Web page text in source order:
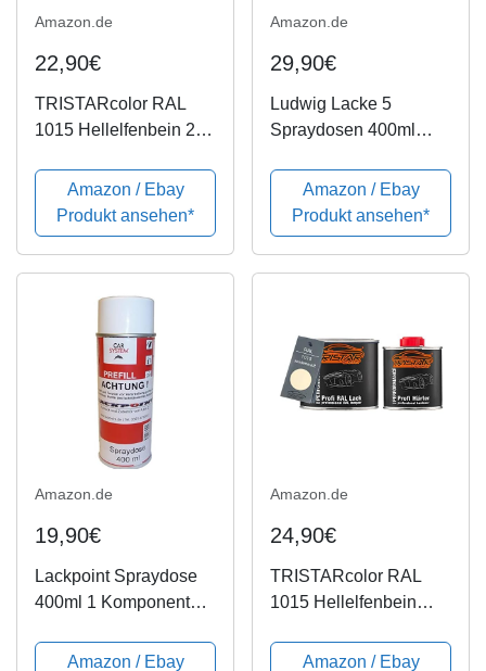
Amazon.de
22,90€
TRISTARcolor RAL
1015 Hellelfenbein 2K
Liter / 750 ml Dose inkl.
Härter
Amazon / Ebay
Produkt ansehen*
Amazon.de
29,90€
Ludwig Lacke 5
Spraydosen 400ml
RAL 1015
Hellelfenbein
Amazon / Ebay
Produkt ansehen*
Amazon.de
19,90€
Lackpoint Spraydose
400ml 1 Komponenten
Hellelfenbein Matt
Amazon / Ebay
Amazon.de
24,90€
TRISTARcolor RAL
1015 Hellelfenbein
Autolack 0,75 Liter /
Amazon / Ebay